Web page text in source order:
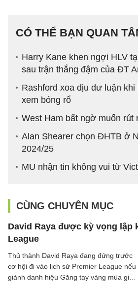
CÓ THỂ BẠN QUAN
Harry Kane khen ngợi HLV
sau trận thắng đậm của ĐT
Rashford xoa dịu dư luận khi
xem bóng rổ
West Ham bất ngờ muốn rút
Alan Shearer chọn ĐHTB ở
2024/25
MU nhận tin không vui từ
CÙNG CHUYÊN MỤC
David Raya được kỳ vọng lập
League
Thủ thành David Raya đang đứng trước
cơ hội đi vào lịch sử Premier League nếu
giành danh hiệu Găng tay vàng mùa giải